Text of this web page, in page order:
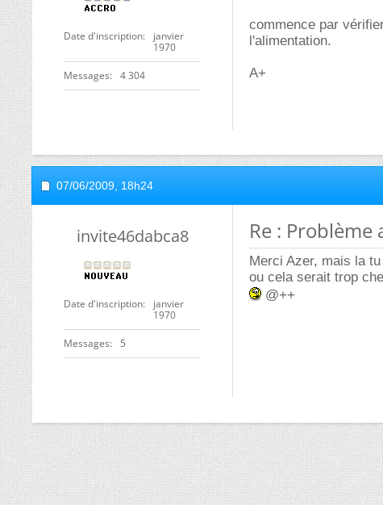
Date d'inscription
janvier
1970
Messages 4 304
commence par
l'alimentation.
A+
07/06/2009, 18h24
invite46dabca8
Date d'inscription
janvier
1970
Messages 5
Re : Problème
Merci Azer, mais la
ou cela serait trop
@++